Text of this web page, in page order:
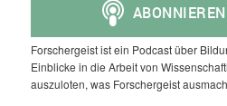
Forschergeist ist ein Podcast über
Einblicke in die Arbeit von
auszuloten, was Forschergeist